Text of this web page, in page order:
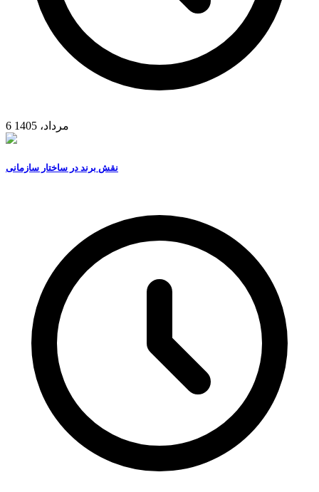
6 مرداد، 1405
نقش برند در ساختار سازمانی